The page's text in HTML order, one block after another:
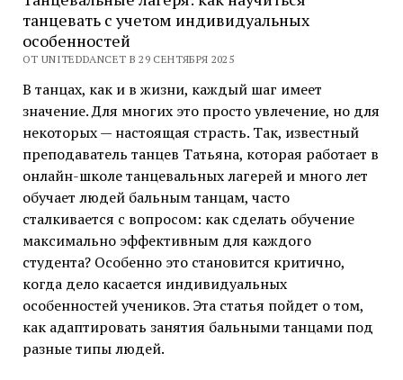
танцевать с учетом индивидуальных
особенностей
ОТ UNITEDDANCET В 29 СЕНТЯБРЯ 2025
В танцах, как и в жизни, каждый шаг имеет
значение. Для многих это просто увлечение, но для
некоторых — настоящая страсть. Так, известный
преподаватель танцев Татьяна, которая работает в
онлайн-школе танцевальных лагерей и много лет
обучает людей бальным танцам, часто
сталкивается с вопросом: как сделать обучение
максимально эффективным для каждого
студента? Особенно это становится критично,
когда дело касается индивидуальных
особенностей учеников. Эта статья пойдет о том,
как адаптировать занятия бальными танцами под
разные типы людей.